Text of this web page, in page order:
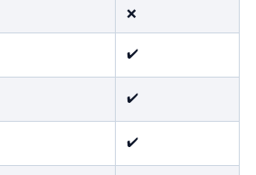
❌
✔️
✔️
✔️